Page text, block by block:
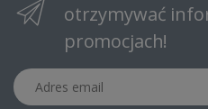
otrzymywać
promocjach!
Adres email